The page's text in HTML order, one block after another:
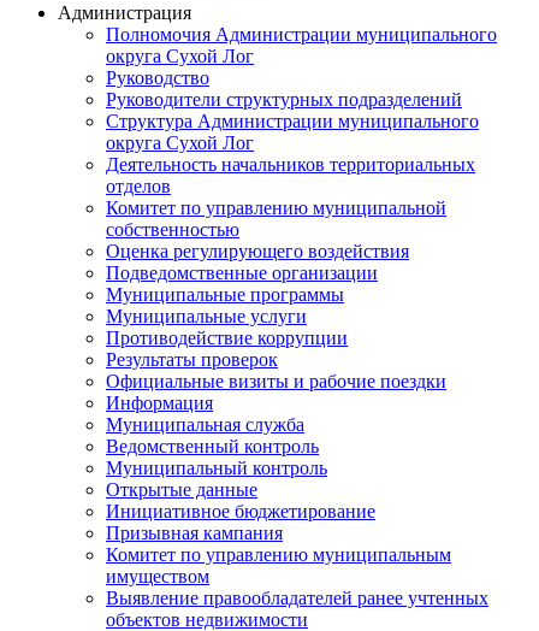
Администрация
Полномочия Администрации муниципального
округа Сухой Лог
Руководство
Руководители структурных подразделений
Структура Администрации муниципального
округа Сухой Лог
Деятельность начальников территориальных
отделов
Комитет по управлению муниципальной
собственностью
Оценка регулирующего воздействия
Подведомственные организации
Муниципальные программы
Муниципальные услуги
Противодействие коррупции
Результаты проверок
Официальные визиты и рабочие поездки
Информация
Муниципальная служба
Ведомственный контроль
Муниципальный контроль
Открытые данные
Инициативное бюджетирование
Призывная кампания
Комитет по управлению муниципальным
имуществом
Выявление правообладателей ранее учтенных
объектов недвижимости